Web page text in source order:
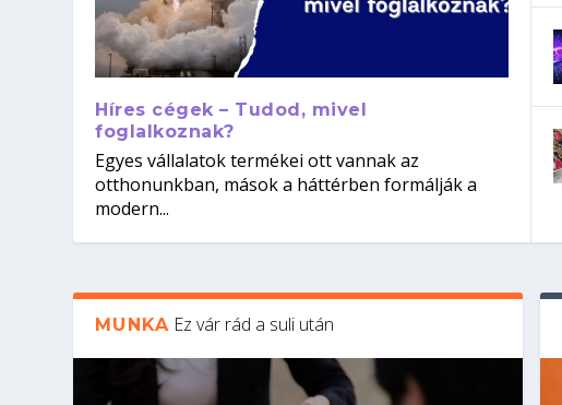
Híres cégek – Tudod, mivel
foglalkoznak?
Egyes vállalatok termékei ott vannak az
otthonunkban, mások a háttérben formálják a
modern...
MUNKA Ez vár rád a suli után